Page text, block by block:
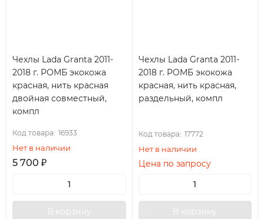
Чехлы Lada Granta 2011-
2018 г. РОМБ экокожа
красная, нить красная
двойная совместный,
компл
Код товара: 16933
Нет в наличии
5 700 ₽
В корзину
Чехлы Lada Granta 2011-
2018 г. РОМБ экокожа
красная, нить красная,
раздельный, компл
Код товара: 17772
Нет в наличии
Цена по запросу
В корзину